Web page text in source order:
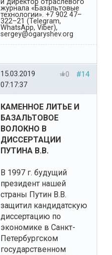
журнала «Базальтовые
технологии». +7 902 47–
322–21 (Telegram,
WhatsApp, Viber),
sergey@ogaryshev.org
#14
0
15.03.2019
07:17:37
КАМЕННОЕ ЛИТЬЕ И
БАЗАЛЬТОВОЕ
ВОЛОКНО В
ДИССЕРТАЦИИ
ПУТИНА В.В.
В 1997 г. будущий
президент нашей
страны Путин В.В.
защитил кандидатскую
диссертацию по
экономике в Санкт-
Петербургском
государственном